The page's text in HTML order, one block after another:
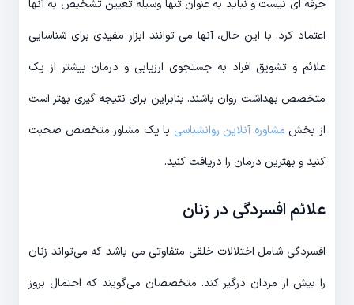
حرفه ای نیست و نباید به عنوان تنها وسیله تعیین تشخیص به آنها
اعتماد کرد. با این حال، آنها می توانند ابزار مفیدی برای شناسایی
علائم و تشویق افراد به جستجوی ارزیابی و درمان بیشتر از یک
متخصص بهداشت روان باشند. بنابراین برای نتیجه گیری بهتر است
از بخش مشاوره آنلاین روانشناسی با یک مشاور متخصص صحبت
کنید و بهترین درمان را دریافت کنید.
علائم افسردگی در زنان
افسردگی شامل اختلالات خلقی متفاوتی می باشد که می‎‌تواند زنان
را بیش از مردان درگیر کند. متخصصان می‎‌گویند که احتمال بروز